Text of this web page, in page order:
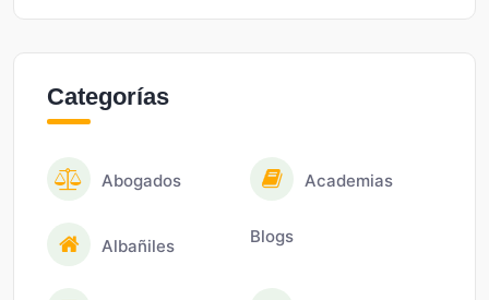
Categorías
Abogados Academias
Albañiles Blogs